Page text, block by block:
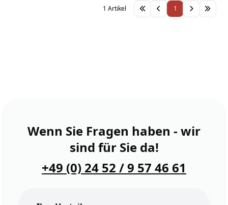
1
1 Artikel
Wenn Sie Fragen haben - wir
sind für Sie da!
+49 (0) 24 52 / 9 57 46 61